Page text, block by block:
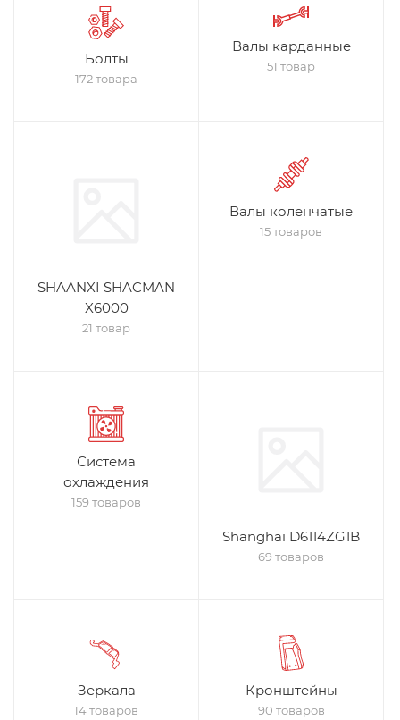
Болты
172 товара
Валы карданные
51 товар
SHAANXI SHACMAN
X6000
21 товар
Валы коленчатые
15 товаров
Система
охлаждения
159 товаров
Shanghai D6114ZG1B
69 товаров
Зеркала
14 товаров
Кронштейны
90 товаров